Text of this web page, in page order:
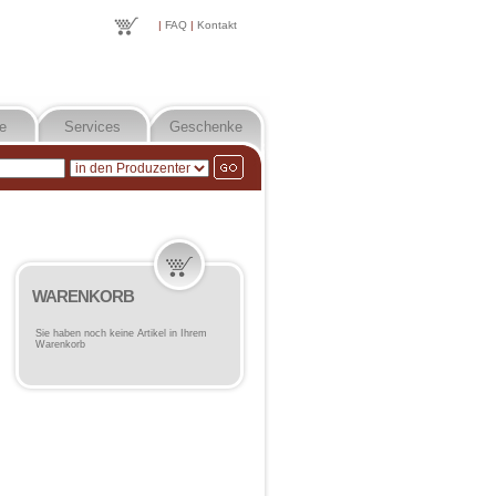
Services Geschenke
| FAQ| Kontakt
WARENKORB
Sie haben noch keine Artikel in Ihrem
Warenkorb